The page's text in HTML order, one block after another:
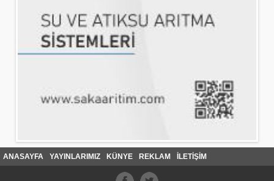
ANASAYFA YAYINLARIMIZ KÜNYE REKLAM İLETİŞİM